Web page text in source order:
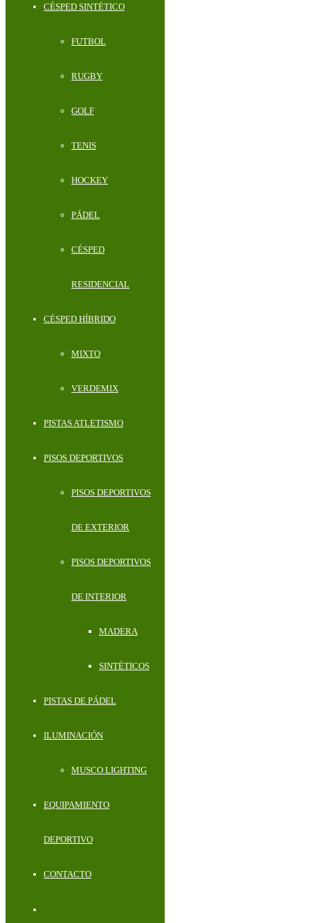
CÉSPED SINTÉTICO
FUTBOL
RUGBY
GOLF
TENIS
HOCKEY
PÁDEL
CÉSPED
RESIDENCIAL
CÉSPED HÍBRIDO
MIXTO
VERDEMIX
PISTAS ATLETISMO
PISOS DEPORTIVOS
PISOS DEPORTIVOS
DE EXTERIOR
PISOS DEPORTIVOS
DE INTERIOR
MADERA
SINTÉTICOS
PISTAS DE PÁDEL
ILUMINACIÓN
MUSCO LIGHTING
EQUIPAMIENTO
DEPORTIVO
CONTACTO